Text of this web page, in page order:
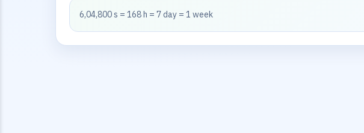
6,04,800 s = 168 h = 7 day = 1 week